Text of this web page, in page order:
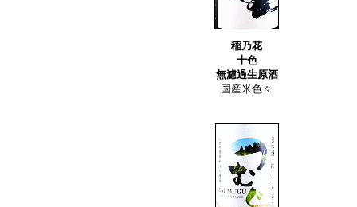
稲乃花
十色
無濾過生原酒
国産米色々